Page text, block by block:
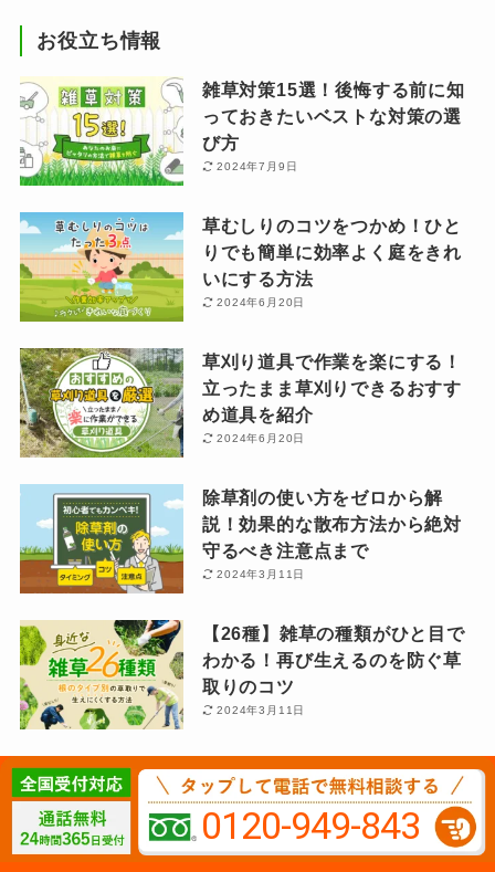
お役立ち情報
雑草対策15選！後悔する前に知
っておきたいベストな対策の選
び方
2024年7月9日
草むしりのコツをつかめ！ひと
りでも簡単に効率よく庭をきれ
いにする方法
2024年6月20日
草刈り道具で作業を楽にする！
立ったまま草刈りできるおすす
め道具を紹介
2024年6月20日
除草剤の使い方をゼロから解
説！効果的な散布方法から絶対
守るべき注意点まで
2024年3月11日
【26種】雑草の種類がひと目で
わかる！再び生えるのを防ぐ草
取りのコツ
2024年3月11日
手ごろな価格の草刈り業者がす
ぐ見つかる！地域別のおすすめ
草刈り業者
0120-949-843